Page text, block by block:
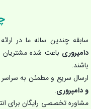
سابقه چندین ساله ما در ارائه
دامپروری باعث شده مشتریان
باشند.
ارسال سریع و مطمئن به
و دامپروری.
مشاوره تخصصی رایگان برای